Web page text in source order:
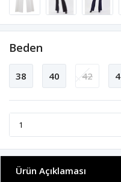
Beden
38 40 42
Ürün Açıklaması